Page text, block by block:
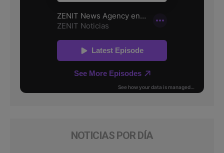
NOTICIAS POR DÍA